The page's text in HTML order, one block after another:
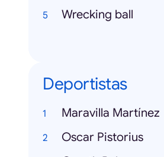
Wrecking ball
Deportistas
Maravilla Martínez
Oscar Pistorius